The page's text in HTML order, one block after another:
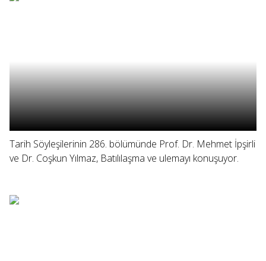
Tarih Söyleşilerinin 286. bölümünde Prof. Dr. Mehmet İpşirli
ve Dr. Coşkun Yılmaz, Batılılaşma ve ulemayı konuşuyor.